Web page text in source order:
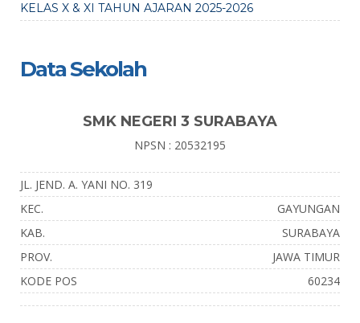
KELAS X & XI TAHUN AJARAN 2025-2026
Data Sekolah
SMK NEGERI 3 SURABAYA
NPSN : 20532195
JL. JEND. A. YANI NO. 319
KEC.
GAYUNGAN
KAB.
SURABAYA
PROV.
JAWA TIMUR
KODE POS
60234